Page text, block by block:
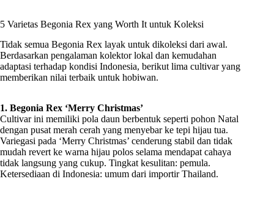
5 Varietas Begonia Rex yang Worth It untuk Koleksi
Tidak semua Begonia Rex layak untuk dikoleksi dari awal.
Berdasarkan pengalaman kolektor lokal dan kemudahan
adaptasi terhadap kondisi Indonesia, berikut lima cultivar yang
memberikan nilai terbaik untuk hobiwan.
1. Begonia Rex ‘Merry Christmas’
Cultivar ini memiliki pola daun berbentuk seperti pohon Natal
dengan pusat merah cerah yang menyebar ke tepi hijau tua.
Variegasi pada ‘Merry Christmas’ cenderung stabil dan tidak
mudah revert ke warna hijau polos selama mendapat cahaya
tidak langsung yang cukup. Tingkat kesulitan: pemula.
Ketersediaan di Indonesia: umum dari importir Thailand.